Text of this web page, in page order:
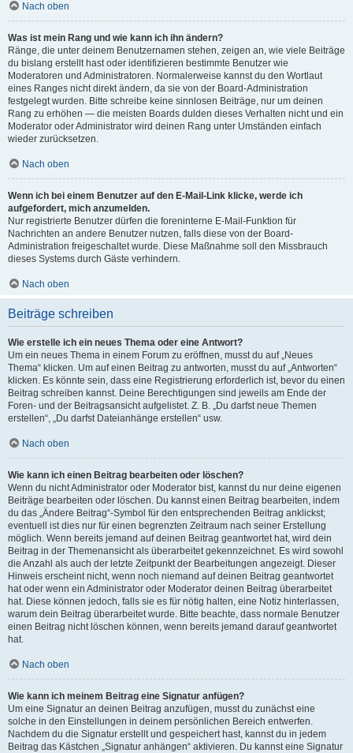
Nach oben
Was ist mein Rang und wie kann ich ihn ändern?
Ränge, die unter deinem Benutzernamen stehen, zeigen an, wie viele Beiträge
du bislang erstellt hast oder identifizieren bestimmte Benutzer wie
Moderatoren und Administratoren. Normalerweise kannst du den Wortlaut
eines Ranges nicht direkt ändern, da sie von der Board-Administration
festgelegt wurden. Bitte schreibe keine sinnlosen Beiträge, nur um deinen
Rang zu erhöhen — die meisten Boards dulden dieses Verhalten nicht und ein
Moderator oder Administrator wird deinen Rang unter Umständen einfach
wieder zurücksetzen.
Nach oben
Wenn ich bei einem Benutzer auf den E-Mail-Link klicke, werde ich
aufgefordert, mich anzumelden.
Nur registrierte Benutzer dürfen die foreninterne E-Mail-Funktion für
Nachrichten an andere Benutzer nutzen, falls diese von der Board-
Administration freigeschaltet wurde. Diese Maßnahme soll den Missbrauch
dieses Systems durch Gäste verhindern.
Nach oben
Beiträge schreiben
Wie erstelle ich ein neues Thema oder eine Antwort?
Um ein neues Thema in einem Forum zu eröffnen, musst du auf „Neues
Thema“ klicken. Um auf einen Beitrag zu antworten, musst du auf „Antworten“
klicken. Es könnte sein, dass eine Registrierung erforderlich ist, bevor du einen
Beitrag schreiben kannst. Deine Berechtigungen sind jeweils am Ende der
Foren- und der Beitragsansicht aufgelistet. Z. B. „Du darfst neue Themen
erstellen“, „Du darfst Dateianhänge erstellen“ usw.
Nach oben
Wie kann ich einen Beitrag bearbeiten oder löschen?
Wenn du nicht Administrator oder Moderator bist, kannst du nur deine eigenen
Beiträge bearbeiten oder löschen. Du kannst einen Beitrag bearbeiten, indem
du das „Ändere Beitrag“-Symbol für den entsprechenden Beitrag anklickst;
eventuell ist dies nur für einen begrenzten Zeitraum nach seiner Erstellung
möglich. Wenn bereits jemand auf deinen Beitrag geantwortet hat, wird dein
Beitrag in der Themenansicht als überarbeitet gekennzeichnet. Es wird sowohl
die Anzahl als auch der letzte Zeitpunkt der Bearbeitungen angezeigt. Dieser
Hinweis erscheint nicht, wenn noch niemand auf deinen Beitrag geantwortet
hat oder wenn ein Administrator oder Moderator deinen Beitrag überarbeitet
hat. Diese können jedoch, falls sie es für nötig halten, eine Notiz hinterlassen,
warum dein Beitrag überarbeitet wurde. Bitte beachte, dass normale Benutzer
einen Beitrag nicht löschen können, wenn bereits jemand darauf geantwortet
hat.
Nach oben
Wie kann ich meinem Beitrag eine Signatur anfügen?
Um eine Signatur an deinen Beitrag anzufügen, musst du zunächst eine
solche in den Einstellungen in deinem persönlichen Bereich entwerfen.
Nachdem du die Signatur erstellt und gespeichert hast, kannst du in jedem
Beitrag das Kästchen „Signatur anhängen“ aktivieren. Du kannst eine Signatur